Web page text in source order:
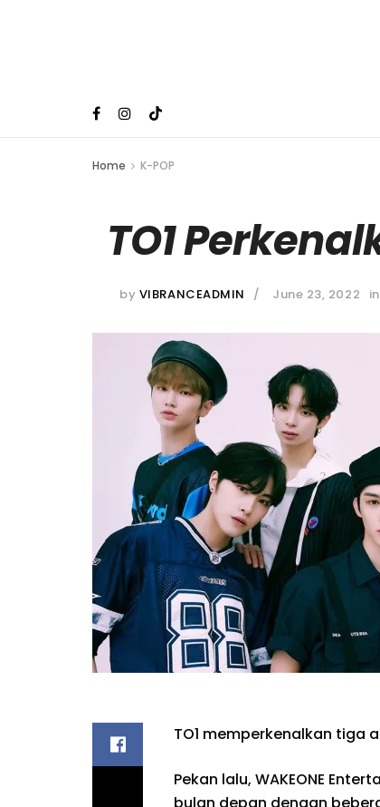
Home K-POP
TO1
by VIBRANCEADMIN June 23, 2022 in
TO1 memperkenalkan tiga
Pekan lalu, WAKEONE